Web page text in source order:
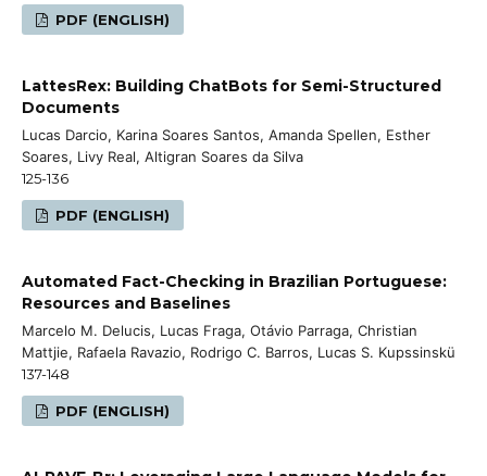
PDF (ENGLISH)
LattesRex: Building ChatBots for Semi-Structured
Documents
Lucas Darcio, Karina Soares Santos, Amanda Spellen, Esther
Soares, Livy Real, Altigran Soares da Silva
125-136
PDF (ENGLISH)
Automated Fact-Checking in Brazilian Portuguese:
Resources and Baselines
Marcelo M. Delucis, Lucas Fraga, Otávio Parraga, Christian
Mattjie, Rafaela Ravazio, Rodrigo C. Barros, Lucas S. Kupssinskü
137-148
PDF (ENGLISH)